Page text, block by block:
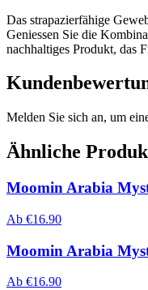
Das strapazierfähige
Geniessen Sie die
nachhaltiges Produkt, das
Melden Sie sich an, um
Ähnliche
Moomin Arabia
Ab €16.90
Moomin Arabia
Ab €16.90